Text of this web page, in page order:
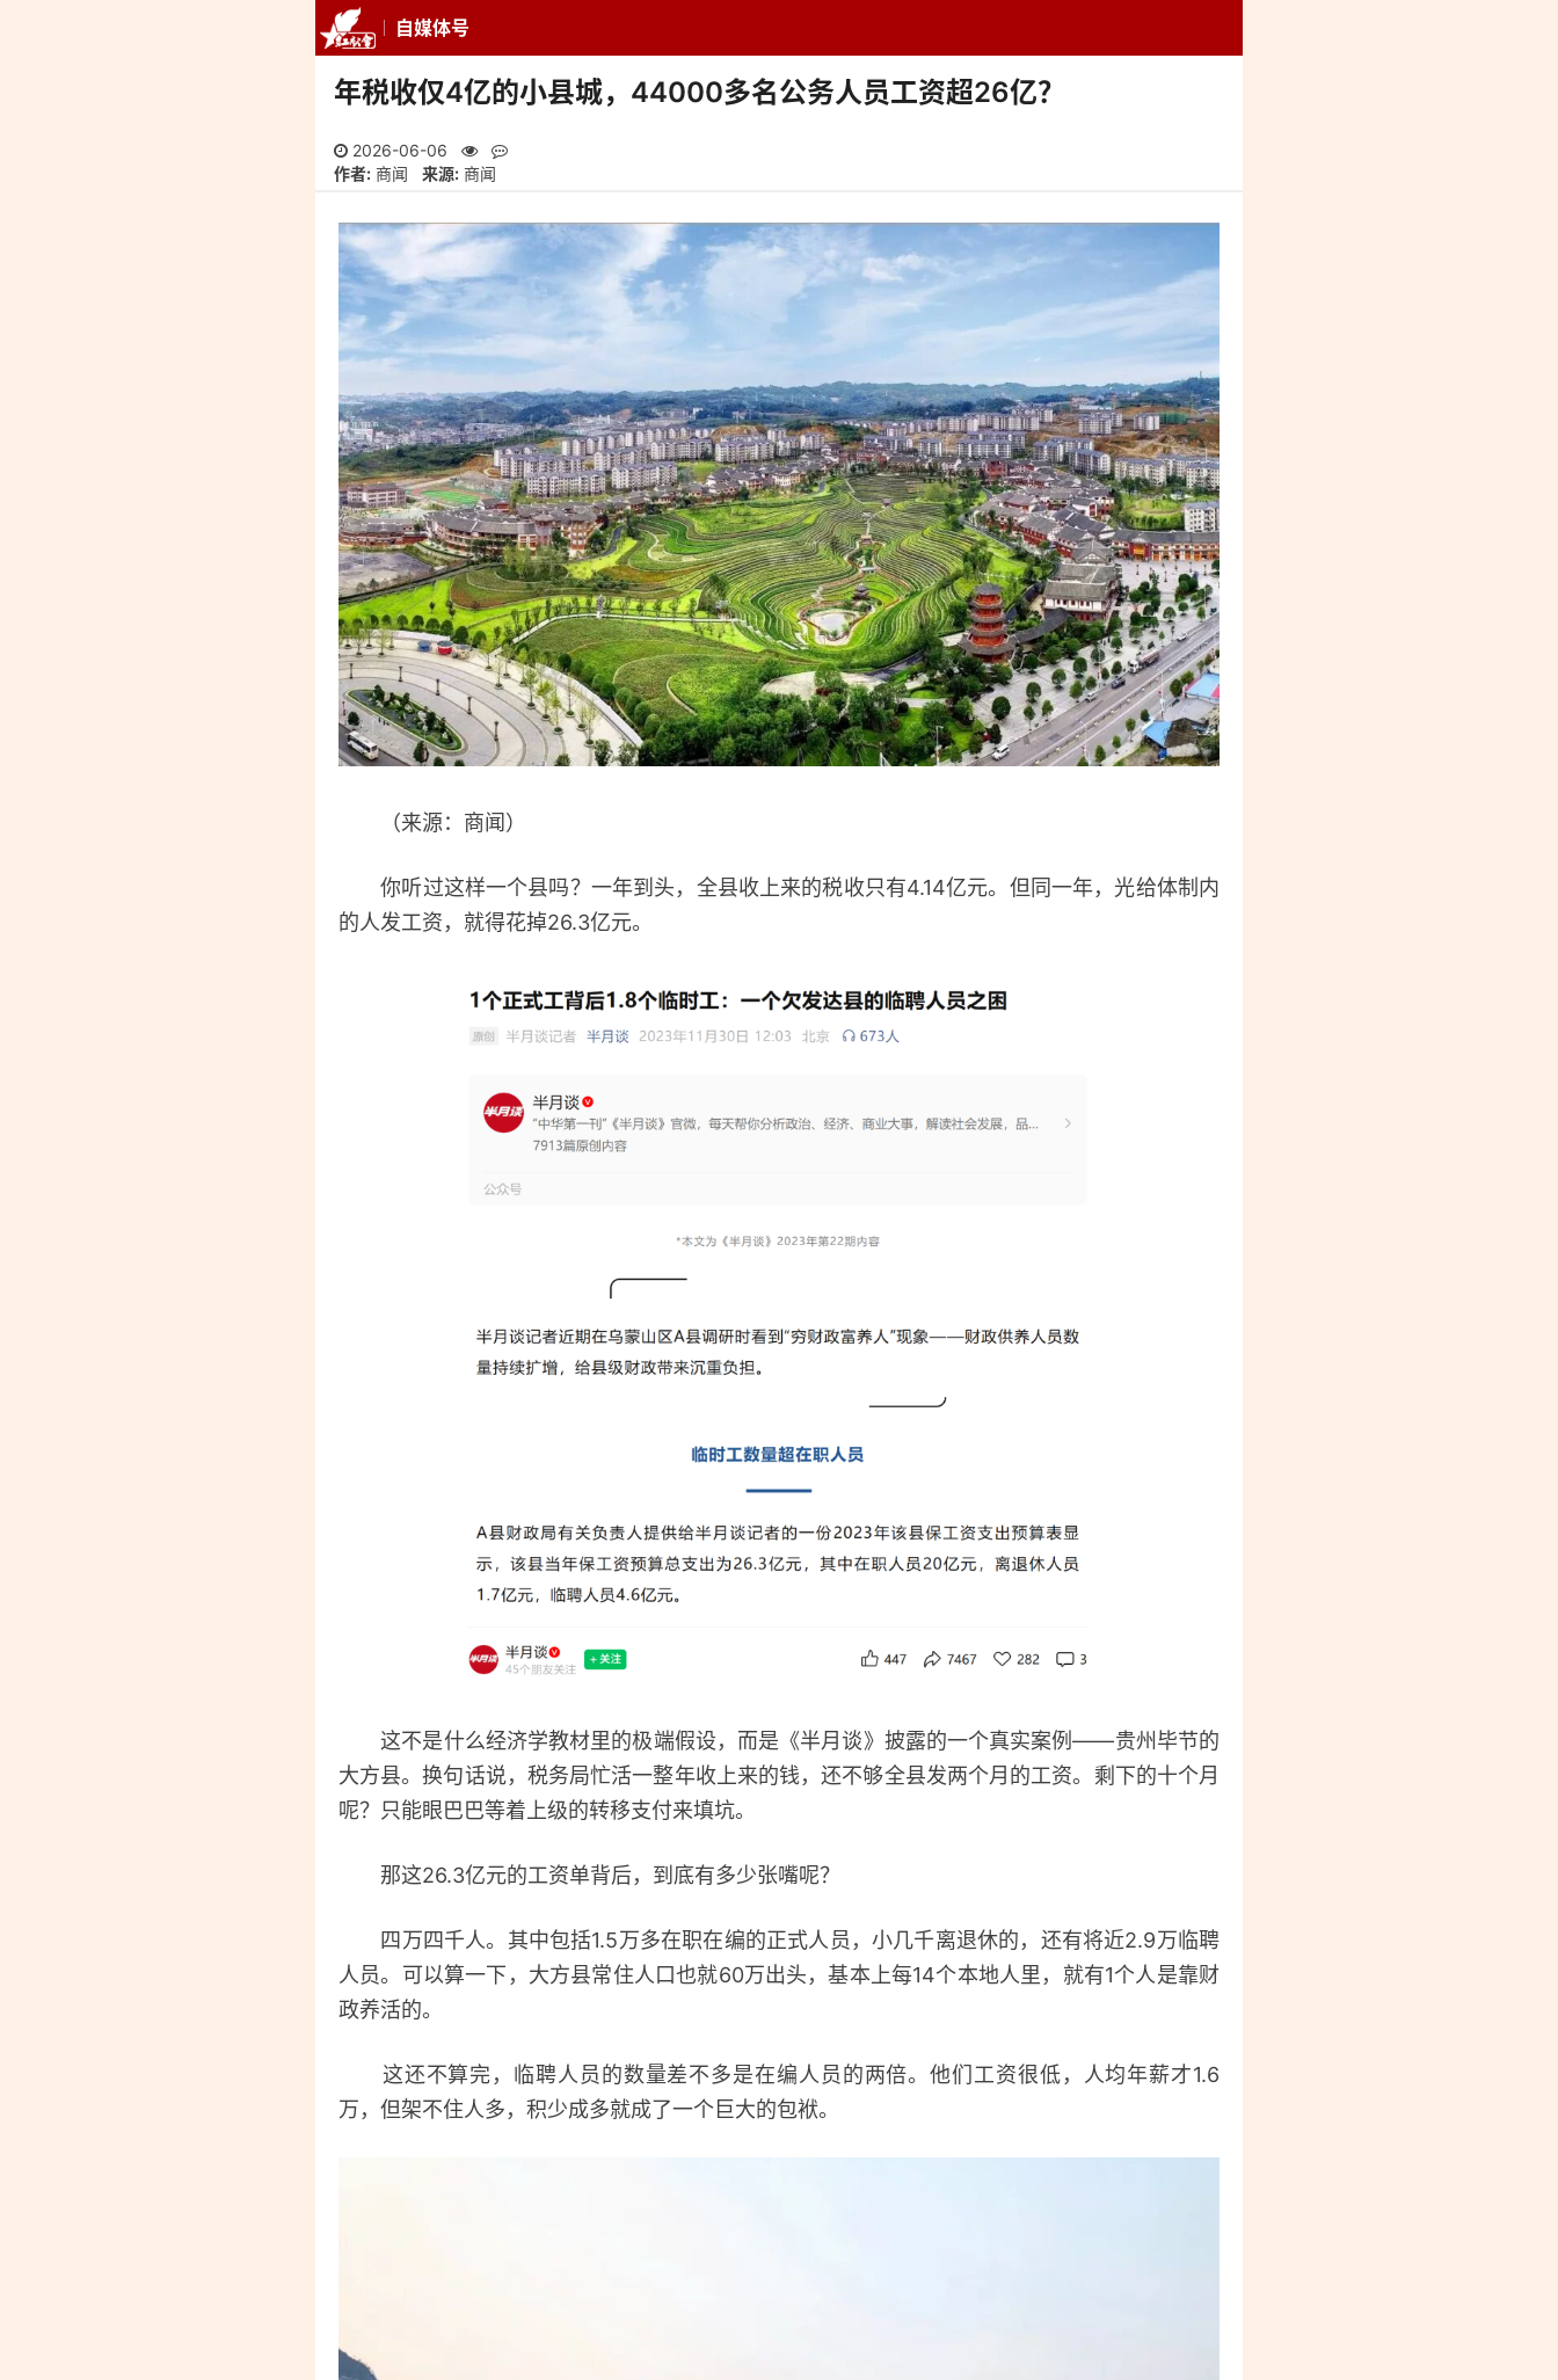
自媒体号
推荐 最新 专题中心 学者专栏 排行榜 周刊 网址导航 英烈纪念馆
年税收仅4亿的小县城，44000多名公务人员工资超26亿？
2026-06-06
作者: 商闻 来源: 商闻
（来源：商闻）
你听过这样一个县吗？一年到头，全县收上来的税收只有4.14亿元。但同一年，光给体制内
的人发工资，就得花掉26.3亿元。
这不是什么经济学教材里的极端假设，而是《半月谈》披露的一个真实案例——贵州毕节的
大方县。换句话说，税务局忙活一整年收上来的钱，还不够全县发两个月的工资。剩下的十个月
呢？只能眼巴巴等着上级的转移支付来填坑。
那这26.3亿元的工资单背后，到底有多少张嘴呢？
四万四千人。其中包括1.5万多在职在编的正式人员，小几千离退休的，还有将近2.9万临聘
人员。可以算一下，大方县常住人口也就60万出头，基本上每14个本地人里，就有1个人是靠财
政养活的。
这还不算完，临聘人员的数量差不多是在编人员的两倍。他们工资很低，人均年薪才1.6
万，但架不住人多，积少成多就成了一个巨大的包袱。